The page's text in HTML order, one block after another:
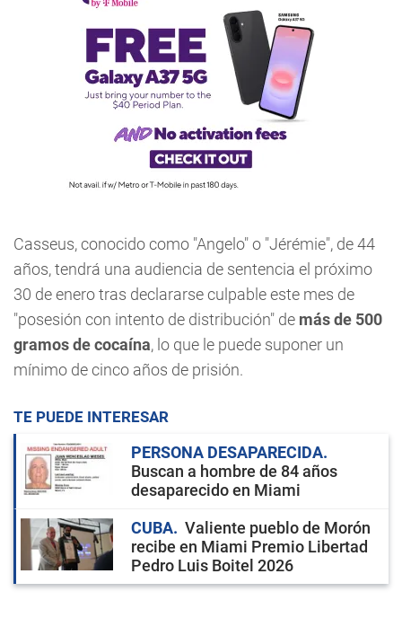
Casseus, conocido como "Angelo" o "Jérémie", de 44
años, tendrá una audiencia de sentencia el próximo
30 de enero tras declararse culpable este mes de
"posesión con intento de distribución" de más de 500
gramos de cocaína, lo que le puede suponer un
mínimo de cinco años de prisión.
TE PUEDE INTERESAR
PERSONA DESAPARECIDA
Buscan a hombre de 84 años
desaparecido en Miami
CUBA
Valiente pueblo de Morón
recibe en Miami Premio Libertad
Pedro Luis Boitel 2026